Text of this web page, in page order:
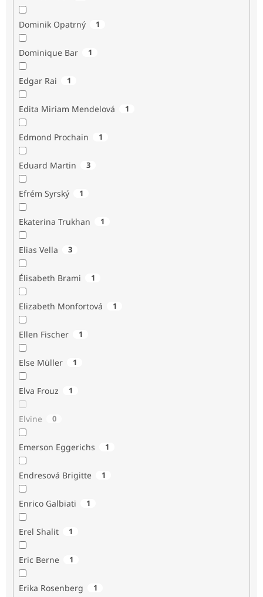
Dominik Opatrný 1
Dominique Bar 1
Edgar Rai 1
Edita Miriam Mendelová 1
Edmond Prochain 1
Eduard Martin 3
Efrém Syrský 1
Ekaterina Trukhan 1
Elias Vella 3
Élisabeth Brami 1
Elizabeth Monfortová 1
Ellen Fischer 1
Else Müller 1
Elva Frouz 1
Elvine 0
Emerson Eggerichs 1
Endresová Brigitte 1
Enrico Galbiati 1
Erel Shalit 1
Eric Berne 1
Erika Rosenberg 1